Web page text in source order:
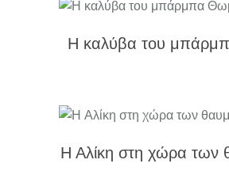
Η καλύβα του
Η Αλίκη στη χώρα των